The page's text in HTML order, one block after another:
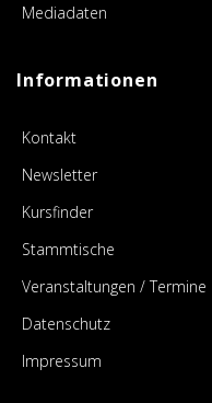
Mediadaten
Informationen
Kontakt
Newsletter
Kursfinder
Stammtische
Veranstaltungen / Termine
Datenschutz
Impressum